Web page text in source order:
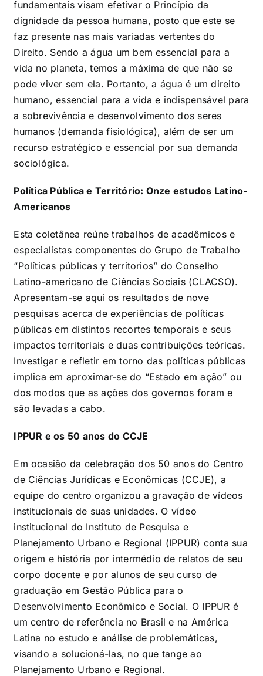
fundamentais visam efetivar o Princípio da
dignidade da pessoa humana, posto que este se
faz presente nas mais variadas vertentes do
Direito. Sendo a água um bem essencial para a
vida no planeta, temos a máxima de que não se
pode viver sem ela. Portanto, a água é um direito
humano, essencial para a vida e indispensável para
a sobrevivência e desenvolvimento dos seres
humanos (demanda fisiológica), além de ser um
recurso estratégico e essencial por sua demanda
sociológica.
Política Pública e Território: Onze estudos Latino-
Americanos
Esta coletânea reúne trabalhos de acadêmicos e
especialistas componentes do Grupo de Trabalho
“Políticas públicas y territorios” do Conselho
Latino-americano de Ciências Sociais (CLACSO).
Apresentam-se aqui os resultados de nove
pesquisas acerca de experiências de políticas
públicas em distintos recortes temporais e seus
impactos territoriais e duas contribuições teóricas.
Investigar e refletir em torno das políticas públicas
implica em aproximar-se do “Estado em ação” ou
dos modos que as ações dos governos foram e
são levadas a cabo.
IPPUR e os 50 anos do CCJE
Em ocasião da celebração dos 50 anos do Centro
de Ciências Jurídicas e Econômicas (CCJE), a
equipe do centro organizou a gravação de vídeos
institucionais de suas unidades. O vídeo
institucional do Instituto de Pesquisa e
Planejamento Urbano e Regional (IPPUR) conta sua
origem e história por intermédio de relatos de seu
corpo docente e por alunos de seu curso de
graduação em Gestão Pública para o
Desenvolvimento Econômico e Social. O IPPUR é
um centro de referência no Brasil e na América
Latina no estudo e análise de problemáticas,
visando a solucioná-las, no que tange ao
Planejamento Urbano e Regional.